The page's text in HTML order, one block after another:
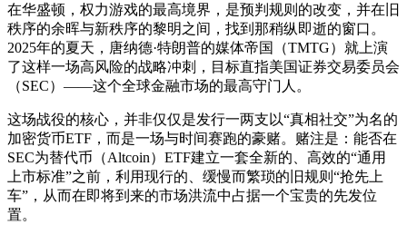
在华盛顿，权力游戏的最高境界，是预判规则的改变，并在旧
秩序的余晖与新秩序的黎明之间，找到那稍纵即逝的窗口。
2025年的夏天，唐纳德·特朗普的媒体帝国（TMTG）就上演
了这样一场高风险的战略冲刺，目标直指美国证券交易委员会
（SEC）——这个全球金融市场的最高守门人。
这场战役的核心，并非仅仅是发行一两支以“真相社交”为名的
加密货币ETF，而是一场与时间赛跑的豪赌。赌注是：能否在
SEC为替代币（Altcoin）ETF建立一套全新的、高效的“通用
上市标准”之前，利用现行的、缓慢而繁琐的旧规则“抢先上
车”，从而在即将到来的市场洪流中占据一个宝贵的先发位
置。